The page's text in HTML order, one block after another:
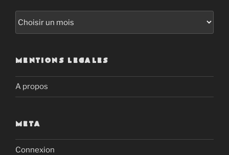
MENTIONS LEGALES
A propos
META
Connexion